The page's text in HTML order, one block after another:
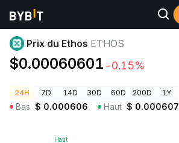
Prix des cryptos
Prix du Ethos ETHOS
$0.00060601 -0.15%
24H 7D 14D 30D 60D 200D 1Y
Bas $ 0.000606 Haut $ 0.000607